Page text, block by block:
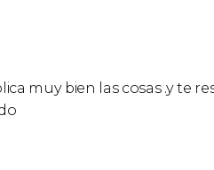
muy bien las cosas .y te